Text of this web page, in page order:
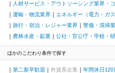
人材サービス・アウトソーシング業界・
運輸・物流業界
エネルギー（電力・ガ
旅行・宿泊・レジャー業界
警備・清掃
農林水産・鉱業
公社・官公庁・学校・
ほかのこだわり条件で探す
第二新卒歓迎 外資系企業 年間休日120